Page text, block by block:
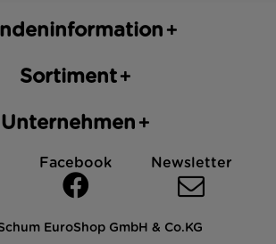
Sortiment
Unternehmen
Facebook Newsletter
EuroShop GmbH & Co.KG